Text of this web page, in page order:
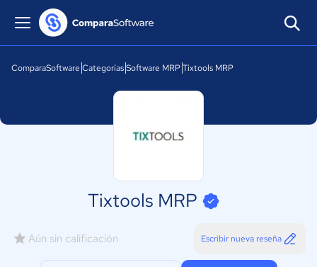
ComparaSoftware CategoríasSoftware MRPTixtools MRP
Tixtools MRP
Aún sin calificación Escribir nueva reseña